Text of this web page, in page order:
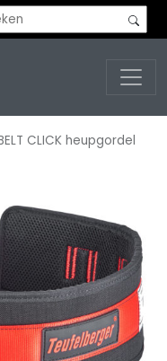
CLICK heupgordel